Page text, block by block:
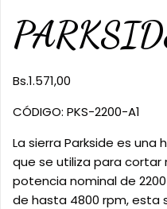
Bs.1.571,00
CÓDIGO: PKS-2200-A1
La sierra Parkside es
que se utiliza para
potencia nominal de
de hasta 4800 rpm, esta